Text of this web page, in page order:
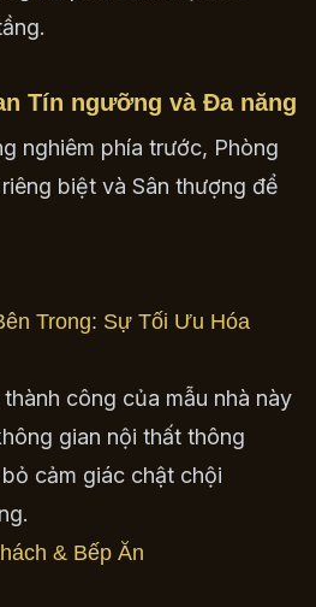
Tín ngưỡng và Đa năng
nghiêm phía trước, Phòng
biệt và Sân thượng để
Trong: Sự Tối Ưu Hóa
công của mẫu nhà này
gian nội thất thông
cảm giác chật chội
& Bếp Ăn